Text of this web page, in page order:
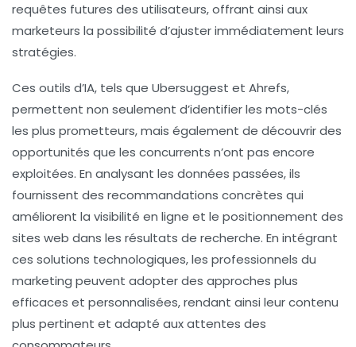
requêtes futures des utilisateurs, offrant ainsi aux
marketeurs la possibilité d’ajuster immédiatement leurs
stratégies.
Ces outils d’IA, tels que Ubersuggest et Ahrefs,
permettent non seulement d’identifier les mots-clés
les plus prometteurs, mais également de découvrir des
opportunités que les concurrents n’ont pas encore
exploitées. En analysant les données passées, ils
fournissent des recommandations concrètes qui
améliorent la visibilité en ligne et le positionnement des
sites web dans les résultats de recherche. En intégrant
ces solutions technologiques, les professionnels du
marketing peuvent adopter des approches plus
efficaces et personnalisées, rendant ainsi leur contenu
plus pertinent et adapté aux attentes des